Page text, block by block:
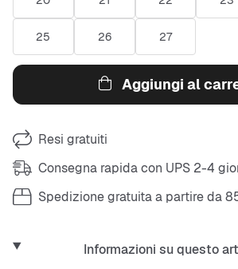
25 26 27
Aggiungi al
Resi gratuiti
Consegna rapida con UPS 2-4
Spedizione gratuita a partire da
Informazioni su questo